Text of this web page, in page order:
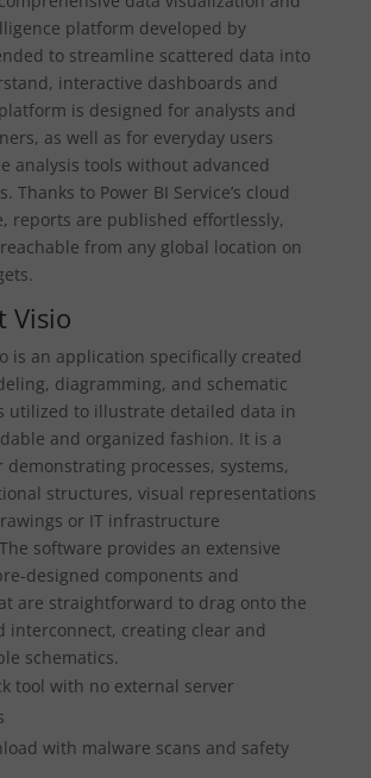
platform developed by
to streamline scattered data into
interactive dashboards and
is designed for analysts and
as well as for everyday users
analysis tools without advanced
Thanks to Power BI Service’s cloud
reports are published effortlessly,
from any global location on
Visio
is an application specifically created
diagramming, and schematic
utilized to illustrate detailed data in
and organized fashion. It is a
demonstrating processes, systems,
structures, visual representations
or IT infrastructure
software provides an extensive
designed components and
are straightforward to drag onto the
interconnect, creating clear and
schematics.
tool with no external server
with malware scans and safety